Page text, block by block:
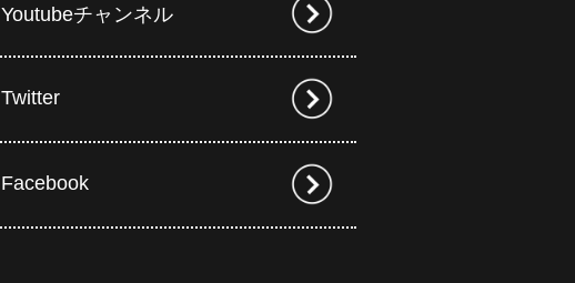
Youtubeチャンネル
Twitter
Facebook